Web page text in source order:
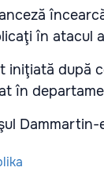
în atacul
iniţiată după
în